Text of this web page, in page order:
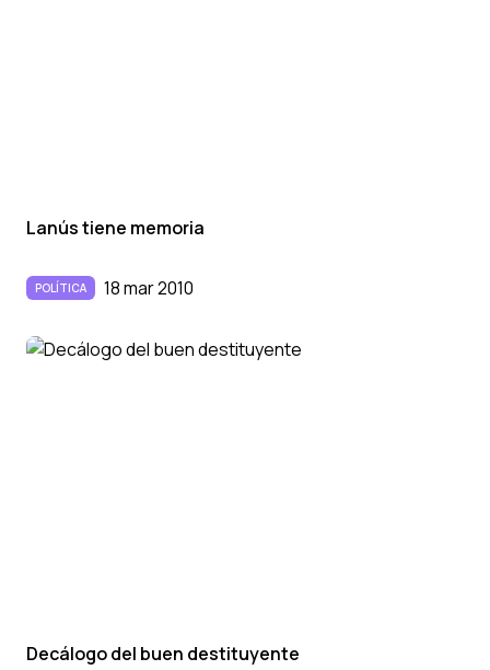
Lanús tiene memoria
POLÍTICA 18 mar 2010
Decálogo del buen destituyente